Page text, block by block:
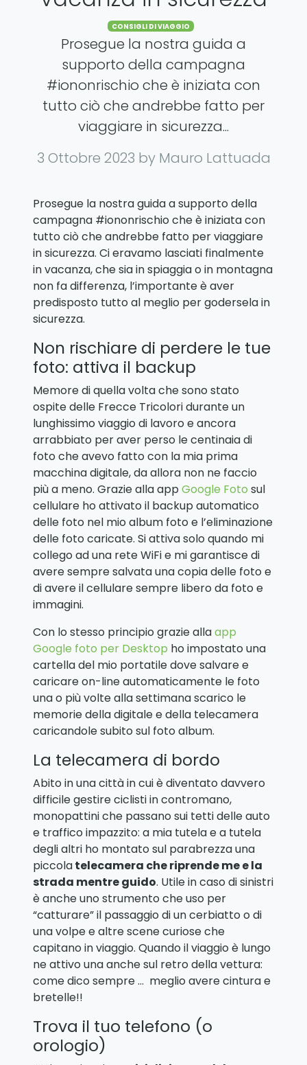
Categories
CONSIGLI DI VIAGGIO
Prosegue la nostra guida a
supporto della campagna
#iononrischio che è iniziata con
tutto ciò che andrebbe fatto per
viaggiare in sicurezza...
3 Ottobre 2023 by Mauro Lattuada
Prosegue la nostra guida a supporto della
campagna #iononrischio che è iniziata con
tutto ciò che andrebbe fatto per viaggiare
in sicurezza. Ci eravamo lasciati finalmente
in vacanza, che sia in spiaggia o in montagna
non fa differenza, l’importante è aver
predisposto tutto al meglio per godersela in
sicurezza.
Non rischiare di perdere le tue
foto: attiva il backup
Memore di quella volta che sono stato
ospite delle Frecce Tricolori durante un
lunghissimo viaggio di lavoro e ancora
arrabbiato per aver perso le centinaia di
foto che avevo fatto con la mia prima
macchina digitale, da allora non ne faccio
più a meno. Grazie alla app Google Foto sul
cellulare ho attivato il backup automatico
delle foto nel mio album foto e l’eliminazione
delle foto caricate. Si attiva solo quando mi
collego ad una rete WiFi e mi garantisce di
avere sempre salvata una copia delle foto e
di avere il cellulare sempre libero da foto e
immagini.
Con lo stesso principio grazie allaapp
Google foto per Desktop ho impostato una
cartella del mio portatile dove salvare e
caricare on-line automaticamente le foto
una o più volte alla settimana scarico le
memorie della digitale e della telecamera
caricandole subito sul foto album.
La telecamera di bordo
Abito in una città in cui è diventato davvero
difficile gestire ciclisti in contromano,
monopattini che passano sui tetti delle auto
e traffico impazzito: a mia tutela e a tutela
degli altri ho montato sul parabrezza una
piccolatelecamera che riprende me e la
strada mentre guido. Utile in caso di sinistri
è anche uno strumento che uso per
“catturare” il passaggio di un cerbiatto o di
una volpe e altre scene curiose che
capitano in viaggio. Quando il viaggio è lungo
ne attivo una anche sul retro della vettura:
come dico sempre … meglio avere cintura e
bretelle!!
Trova il tuo telefono (o
orologio)